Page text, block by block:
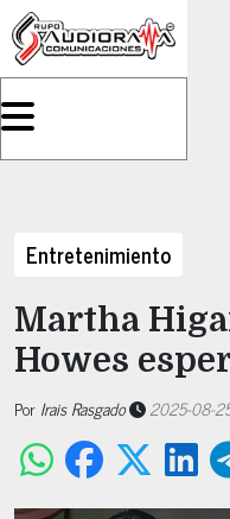
Entretenimiento
Martha
Howes
Por Irais Rasgado 2025-08-